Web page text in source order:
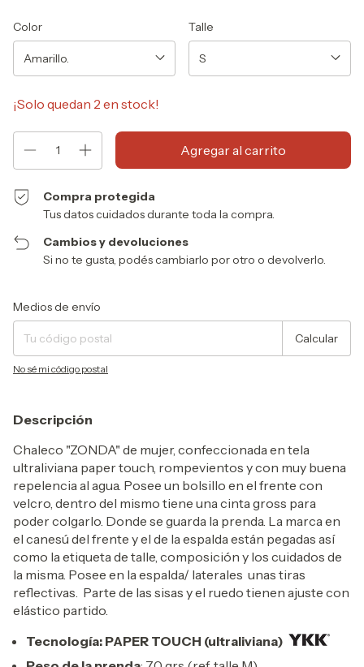
Color Talle
¡Solo quedan 2 en stock!
Compra protegida
Tus datos cuidados durante toda la compra.
Cambios y devoluciones
Si no te gusta, podés cambiarlo por otro o devolverlo.
Entregas para el CP:
Medios de envío
Calcular
No sé mi código postal
Descripción
Chaleco "ZONDA" de mujer, confeccionada en tela
ultraliviana paper touch, rompevientos y con muy buena
repelencia al agua. Posee un bolsillo en el frente con
velcro, dentro del mismo tiene una cinta gross para
poder colgarlo. Donde se guarda la prenda. La marca en
el canesú del frente y el de la espalda están pegadas así
como la etiqueta de talle, composición y los cuidados de
la misma. Posee en la espalda/ laterales unas tiras
reflectivas. Parte de las sisas y el ruedo tienen ajuste con
elástico partido.
Tecnología: PAPER TOUCH (ultraliviana)